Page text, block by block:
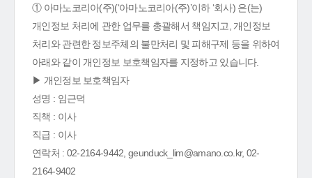
① 아마노코리아(주)(‘아마노코리아(주)’이하 ‘회사) 은(는)
개인정보 처리에 관한 업무를 총괄해서 책임지고, 개인정보
처리와 관련한 정보주체의 불만처리 및 피해구제 등을 위하여
아래와 같이 개인정보 보호책임자를 지정하고 있습니다.
▶ 개인정보 보호책임자
성명 : 임근덕
직책 : 이사
직급 : 이사
연락처 : 02-2164-9442, geunduck_lim@amano.co.kr, 02-
2164-9402